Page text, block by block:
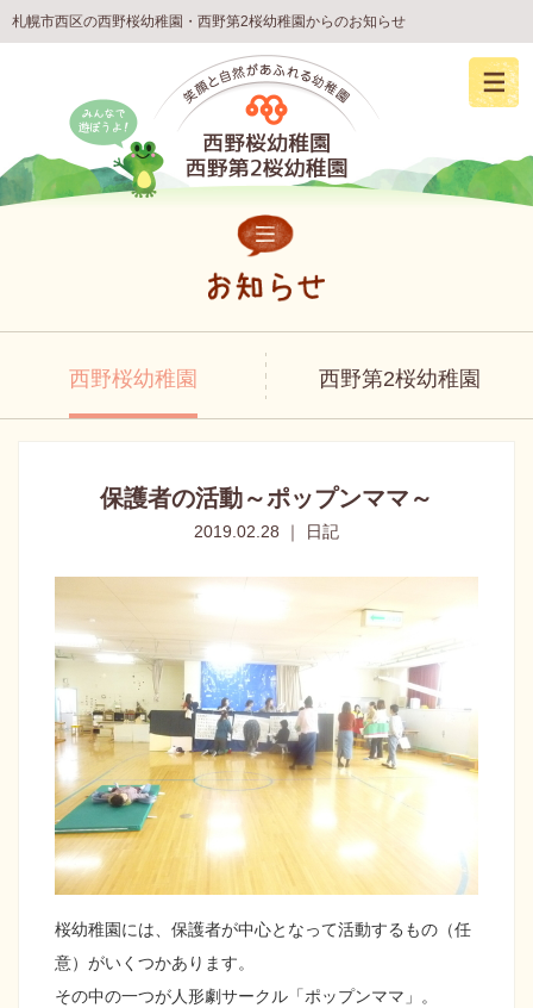
札幌市西区の西野桜幼稚園・西野第2桜幼稚園からのお知らせ
西野桜幼稚園 西野第2桜幼稚園
保護者の活動～ポップンママ～
2019.02.28 ｜ 日記
桜幼稚園には、保護者が中心となって活動するもの（任
意）がいくつかあります。
その中の一つが人形劇サークル「ポップンママ」。